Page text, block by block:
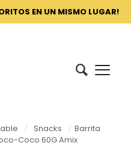
EN UN MISMO LUGAR!
/ Snacks / Barrita
Coco 60G Amix